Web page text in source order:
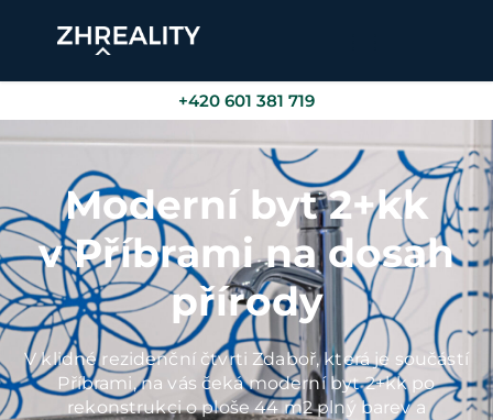
+420 601 381 719
Moderní byt 2+kk
v Příbrami na dosah
přírody
V klidné rezidenční čtvrti Zdaboř, která je součástí
Příbrami, na vás čeká moderní byt 2+kk po
rekonstrukci o ploše 44 m2 plný barev a